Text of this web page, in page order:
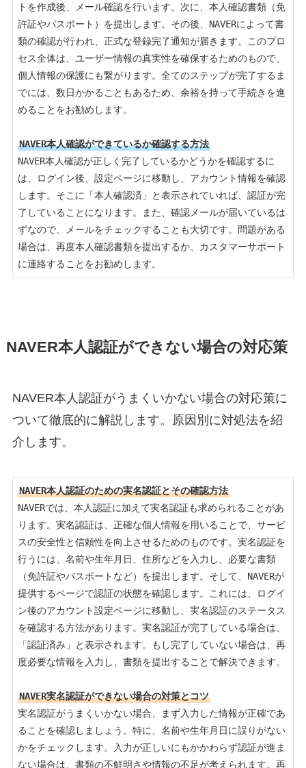
トを作成後、メール確認を行います。次に、本人確認書類（免
許証やパスポート）を提出します。その後、NAVERによって書
類の確認が行われ、正式な登録完了通知が届きます。このプロ
セス全体は、ユーザー情報の真実性を確保するためのもので、
個人情報の保護にも繋がります。全てのステップが完了するま
でには、数日かかることもあるため、余裕を持って手続きを進
めることをお勧めします。
NAVER本人確認ができているか確認する方法
NAVER本人確認が正しく完了しているかどうかを確認するに
は、ログイン後、設定ページに移動し、アカウント情報を確認
します。そこに「本人確認済」と表示されていれば、認証が完
了していることになります。また、確認メールが届いているは
ずなので、メールをチェックすることも大切です。問題がある
場合は、再度本人確認書類を提出するか、カスタマーサポート
NAVER本人認証ができない場合の対応策
NAVER本人認証がうまくいかない場合の対応策に
ついて徹底的に解説します。原因別に対処法を紹
介します。
NAVER本人認証のための実名認証とその確認方法
NAVERでは、本人認証に加えて実名認証も求められることがあ
ります。実名認証は、正確な個人情報を用いることで、サービ
スの安全性と信頼性を向上させるためのものです。実名認証を
行うには、名前や生年月日、住所などを入力し、必要な書類
（免許証やパスポートなど）を提出します。そして、NAVERが
提供するページで認証の状態を確認します。これには、ログイ
ン後のアカウント設定ページに移動し、実名認証のステータス
を確認する方法があります。実名認証が完了している場合は、
「認証済み」と表示されます。もし完了していない場合は、再
度必要な情報を入力し、書類を提出することで解決できます。
NAVER実名認証ができない場合の対策とコツ
実名認証がうまくいかない場合、まず入力した情報が正確であ
ることを確認しましょう。特に、名前や生年月日に誤りがない
かをチェックします。入力が正しいにもかかわらず認証が進ま
ない場合は、書類の不鮮明さや情報の不足が考えられます。再